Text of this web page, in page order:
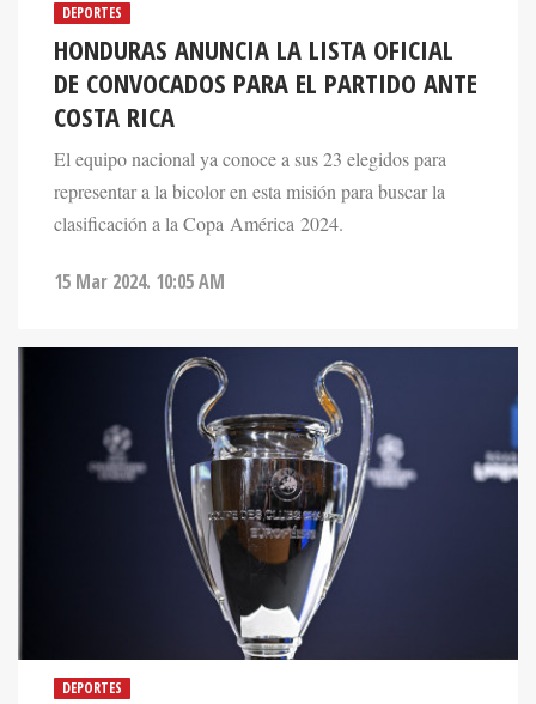
DEPORTES
HONDURAS ANUNCIA LA LISTA OFICIAL
DE CONVOCADOS PARA EL PARTIDO ANTE
COSTA RICA
El equipo nacional ya conoce a sus 23 elegidos para
representar a la bicolor en esta misión para buscar la
clasificación a la Copa América 2024.
15 Mar 2024. 10:05 AM
DEPORTES